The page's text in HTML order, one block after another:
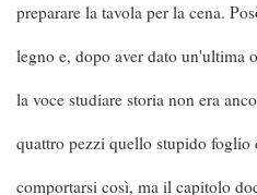
preparare la tavola per la cena.
legno e, dopo aver dato un'ultima
la voce studiare storia non era
quattro pezzi quello stupido foglio
comportarsi così, ma il capitolo